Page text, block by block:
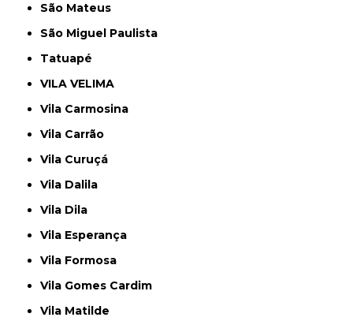
São Mateus
São Miguel Paulista
Tatuapé
VILA VELIMA
Vila Carmosina
Vila Carrão
Vila Curuçá
Vila Dalila
Vila Dila
Vila Esperança
Vila Formosa
Vila Gomes Cardim
Vila Matilde